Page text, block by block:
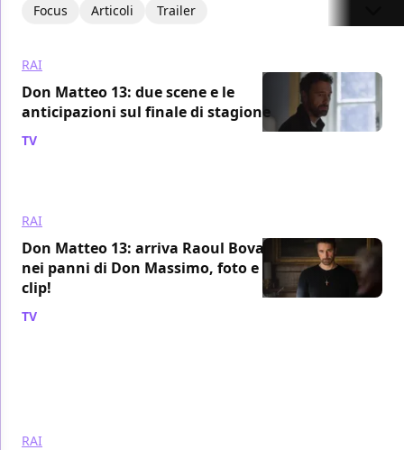
Focus Articoli Trailer
RAI
Don Matteo 13: due scene e le
anticipazioni sul finale di stagione
TV
RAI
Don Matteo 13: arriva Raoul Bova
nei panni di Don Massimo, foto e
clip!
TV
RAI